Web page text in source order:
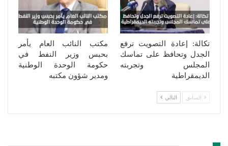
تكالة: إعادة التصويت ترفع
الجدل وتحافظ على تماسك
المجلس وتجربته
الديمقراطية
مكتب النائب العام يأمر
بحبس وزير النفط في
حكومة الوحدة الوطنية
ومدير شؤون مكتبه
السابق التالي